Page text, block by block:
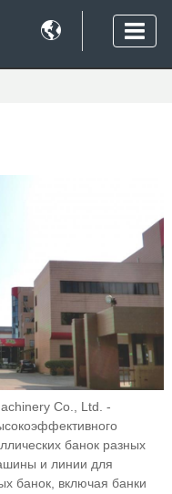

Co., Ltd. -
банок разных
и линии для
банок, включая банки